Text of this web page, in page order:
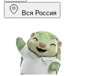
Вся Россия